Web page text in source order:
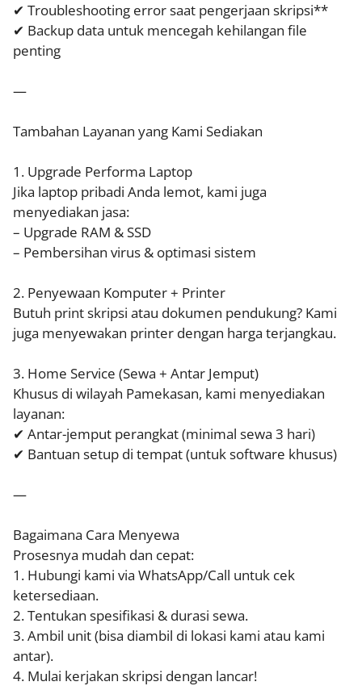
✔ Troubleshooting error saat pengerjaan skripsi**
✔ Backup data untuk mencegah kehilangan file
penting
—
Tambahan Layanan yang Kami Sediakan
1. Upgrade Performa Laptop
Jika laptop pribadi Anda lemot, kami juga
menyediakan jasa:
– Upgrade RAM & SSD
– Pembersihan virus & optimasi sistem
2. Penyewaan Komputer + Printer
Butuh print skripsi atau dokumen pendukung? Kami
juga menyewakan printer dengan harga terjangkau.
3. Home Service (Sewa + Antar Jemput)
Khusus di wilayah Pamekasan, kami menyediakan
layanan:
✔ Antar-jemput perangkat (minimal sewa 3 hari)
✔ Bantuan setup di tempat (untuk software khusus)
—
Bagaimana Cara Menyewa
Prosesnya mudah dan cepat:
1. Hubungi kami via WhatsApp/Call untuk cek
ketersediaan.
2. Tentukan spesifikasi & durasi sewa.
3. Ambil unit (bisa diambil di lokasi kami atau kami
antar).
4. Mulai kerjakan skripsi dengan lancar!